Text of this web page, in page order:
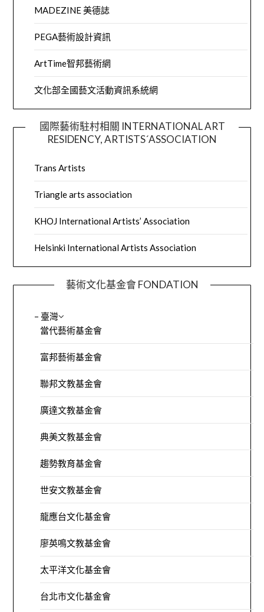
MADEZINE 美德誌
PEGA藝術設計資訊
ArtTime智邦藝術網
文化部全國藝文活動資訊系統網
國際藝術駐村相關 INTERNATIONAL ART
RESIDENCY, ARTISTS´ASSOCIATION
Trans Artists
Triangle arts association
KHOJ International Artists’ Association
Helsinki International Artists Association
藝術文化基金會 FONDATION
– 臺灣
當代藝術基金會
富邦藝術基金會
聯邦文教基金會
廣達文教基金會
典美文教基金會
趨勢教育基金會
世安文教基金會
龍應台文化基金會
廖英鳴文教基金會
太平洋文化基金會
台北市文化基金會